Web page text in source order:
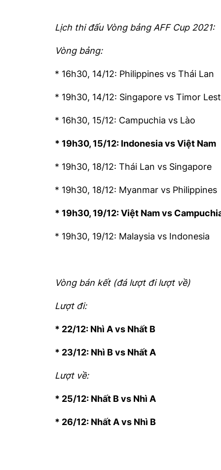
Lịch thi đấu Vòng bảng AFF Cup 2021:
Vòng bảng:
* 16h30, 14/12: Philippines vs Thái Lan
* 19h30, 14/12: Singapore vs Timor
* 16h30, 15/12: Campuchia vs Lào
* 19h30, 15/12: Indonesia vs Việt Nam
* 19h30, 18/12: Thái Lan vs Singapore
* 19h30, 18/12: Myanmar vs Philippines
* 19h30, 19/12: Việt Nam vs
* 19h30, 19/12: Malaysia vs Indonesia
Vòng bán kết (đá lượt đi lượt về)
Lượt đi:
* 22/12: Nhì A vs Nhất B
* 23/12: Nhì B vs Nhất A
Lượt về:
* 25/12: Nhất B vs Nhì A
* 26/12: Nhất A vs Nhì B